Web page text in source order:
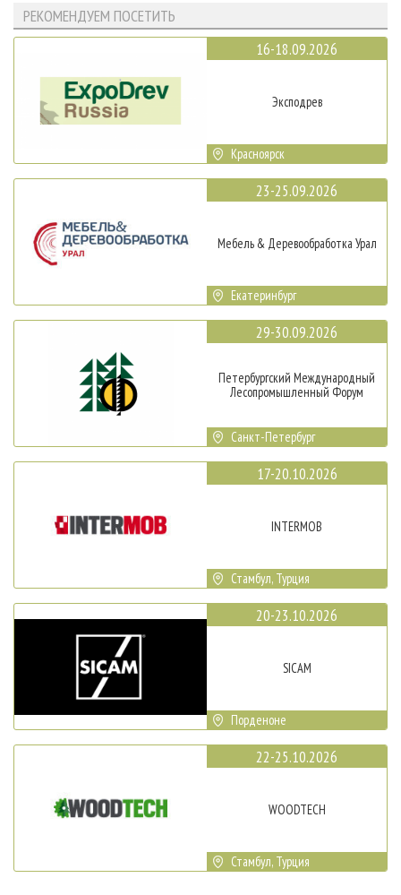
РЕКОМЕНДУЕМ ПОСЕТИТЬ
16-18.09.2026
Эксподрев
Красноярск
23-25.09.2026
Мебель & Деревообработка Урал
Екатеринбург
29-30.09.2026
Петербургский Международный
Лесопромышленный Форум
Санкт-Петербург
17-20.10.2026
INTERMOB
Стамбул, Турция
20-23.10.2026
SICAM
Порденоне
22-25.10.2026
WOODTECH
Стамбул, Турция